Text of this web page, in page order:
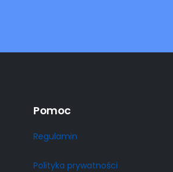
Pomoc
Regulamin
Polityka prywatności